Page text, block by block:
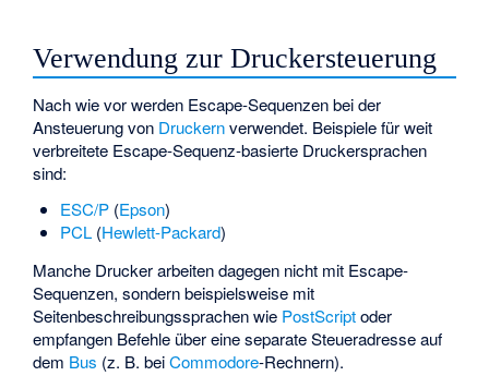
Verwendung zur Druckersteuerung
Nach wie vor werden Escape-Sequenzen bei der
Ansteuerung von Druckernverwendet. Beispiele für weit
verbreitete Escape-Sequenz-basierte Druckersprachen
sind:
ESC/P(Epson)
PCL(Hewlett-Packard)
Manche Drucker arbeiten dagegen nicht mit Escape-
Sequenzen, sondern beispielsweise mit
Seitenbeschreibungssprachen wie PostScriptoder
empfangen Befehle über eine separate Steueradresse auf
dem Bus (z. B. beiCommodore-Rechnern).